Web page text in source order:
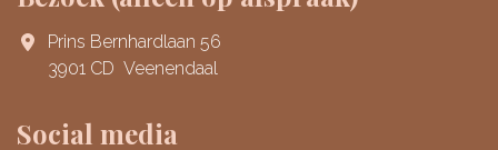
Prins Bernhardlaan 56
3901 CD Veenendaal
Social media